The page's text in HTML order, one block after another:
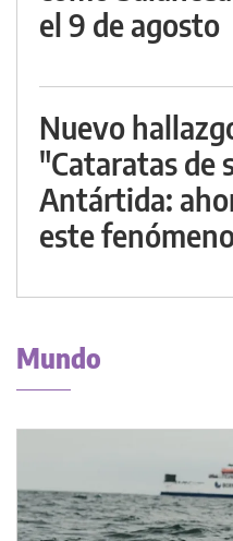
el 9 de agosto
Nuevo
"Cataratas de
Antártida:
este
Mundo